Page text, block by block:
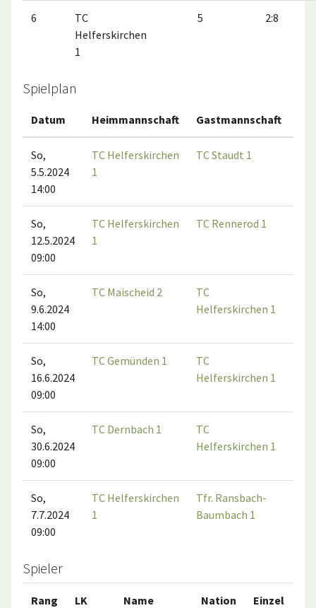
6
TC
Helferskirchen
1
5 2:8
Spielplan
Datum Heimmannschaft Gastmannschaft
So,
5.5.2024
14:00
TC Helferskirchen
1
TC Staudt 1
So,
12.5.2024
09:00
TC Helferskirchen
1
TC Rennerod 1
So,
9.6.2024
14:00
TC Maischeid 2
TC
Helferskirchen 1
So,
16.6.2024
09:00
TC Gemünden 1
TC
Helferskirchen 1
So,
30.6.2024
09:00
TC Dernbach 1
TC
Helferskirchen 1
So,
7.7.2024
09:00
TC Helferskirchen
1
Tfr. Ransbach-
Baumbach 1
Spieler
Rang LK Name Nation Einzel